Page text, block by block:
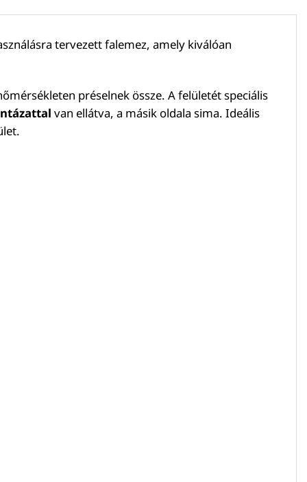
tervezett falemez, amely kiválóan
préselnek össze. A felületét speciális
van ellátva, a másik oldala sima. Ideális